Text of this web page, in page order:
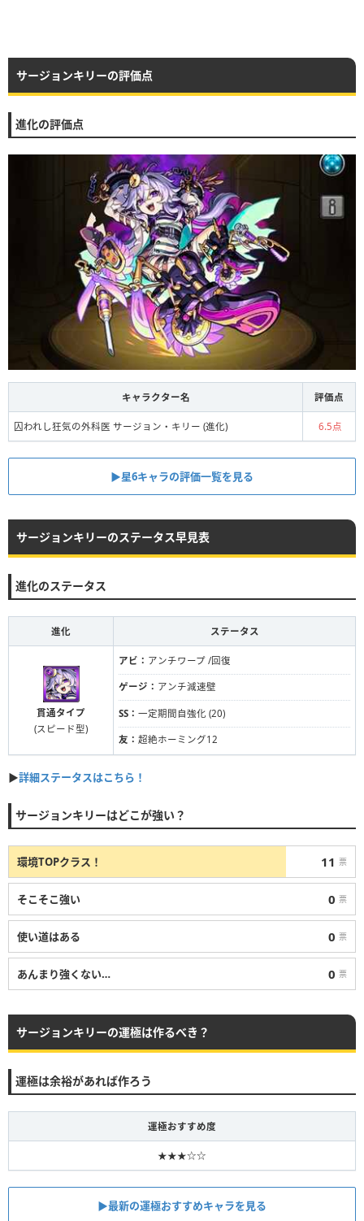
サージョンキリーの評価点
進化の評価点
キャラクター名 評価点
囚われし狂気の外科医 サージョン・キリー (進化) 6.5点
▶星6キャラの評価一覧を見る
サージョンキリーのステータス早見表
進化のステータス
進化 ステータス
貫通タイプ
(スピード型)
アビ： アンチワープ /回復
ゲージ： アンチ減速壁
SS： 一定期間自強化 (20)
友： 超絶ホーミング12
▶詳細ステータスはこちら！
サージョンキリーはどこが強い？
環境TOPクラス！ 11 票
そこそこ強い 0 票
使い道はある 0 票
あんまり強くない… 0 票
サージョンキリーの運極は作るべき？
運極は余裕があれば作ろう
運極おすすめ度
★★★☆☆
▶最新の運極おすすめキャラを見る